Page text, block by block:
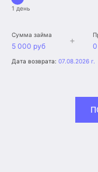
1 день
Сумма займа
5 000 руб
+
Дата возврата: 07.08.2026 г.